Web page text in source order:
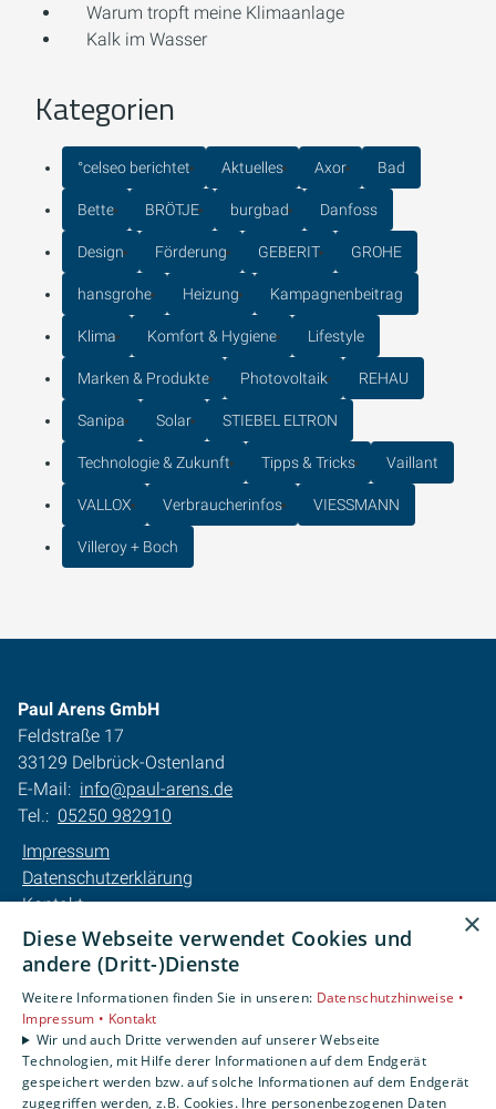
Warum tropft meine Klimaanlage
Kalk im Wasser
Kategorien
°celseo berichtet Aktuelles Axor Bad
Bette BRÖTJE burgbad Danfoss
Design Förderung GEBERIT GROHE
hansgrohe Heizung Kampagnenbeitrag
Klima Komfort & Hygiene Lifestyle
Marken & Produkte Photovoltaik REHAU
Sanipa Solar STIEBEL ELTRON
Technologie & Zukunft Tipps & Tricks Vaillant
VALLOX Verbraucherinfos VIESSMANN
Villeroy + Boch
Paul Arens GmbH
Feldstraße 17
33129 Delbrück-Ostenland
E-Mail: info@paul-arens.de
Tel.: 05250 982910
Impressum
Datenschutzerklärung
Kontakt
Barrierefreiheitserklärung
Privatkunden
Karriere
Unternehmen
Kontakt
×
Diese Webseite verwendet Cookies und
andere (Dritt-)Dienste
Weitere Informationen finden Sie in unseren: Datenschutzhinweise •
Impressum • Kontakt
Wir und auch Dritte verwenden auf unserer Webseite
Technologien, mit Hilfe derer Informationen auf dem Endgerät
gespeichert werden bzw. auf solche Informationen auf dem Endgerät
zugegriffen werden, z.B. Cookies. Ihre personenbezogenen Daten